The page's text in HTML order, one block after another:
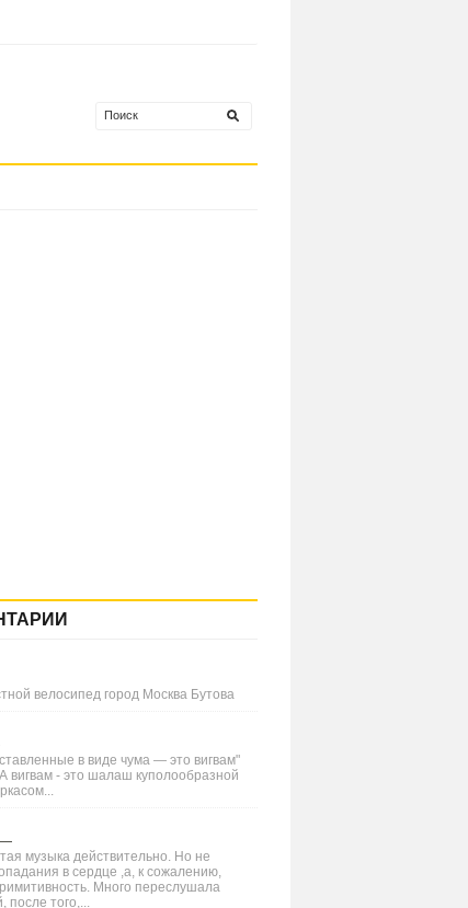
велосипед город Москва Бутова
в виде чума — это вигвам"
вигвам - это шалаш куполообразной
—
музыка действительно. Но не
в сердце ,а, к сожалению,
Много переслушала
после того,...